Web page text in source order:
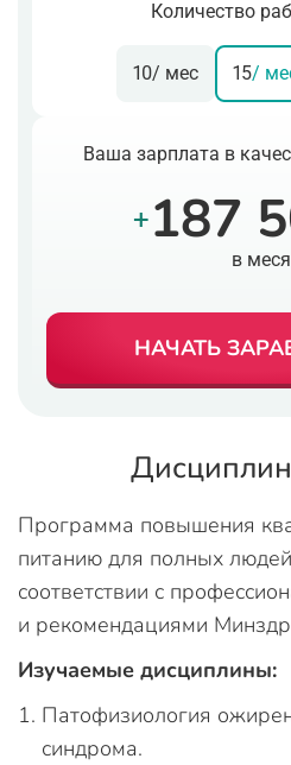
Количество
10/ мес 15/
Ваша зарплата в
+187
в
НАЧАТЬ
Программа повышения
питанию для полных
соответствии с
и рекомендациями
Изучаемые дисциплины:
Патофизиология
синдрома.